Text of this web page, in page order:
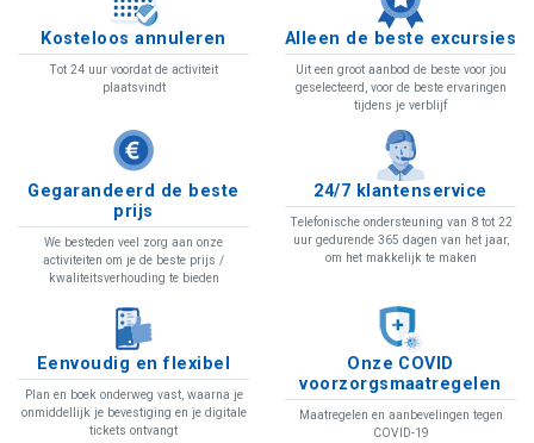
Kosteloos annuleren
Tot 24 uur voordat de activiteit
plaatsvindt
Alleen de beste excursies
Uit een groot aanbod de beste voor jou
geselecteerd, voor de beste ervaringen
tijdens je verblijf
Gegarandeerd de beste
prijs
We besteden veel zorg aan onze
activiteiten om je de beste prijs /
kwaliteitsverhouding te bieden
24/7 klantenservice
Telefonische ondersteuning van 8 tot 22
uur gedurende 365 dagen van het jaar,
om het makkelijk te maken
Eenvoudig en flexibel
Plan en boek onderweg vast, waarna je
onmiddellijk je bevestiging en je digitale
tickets ontvangt
Onze COVID
voorzorgsmaatregelen
Maatregelen en aanbevelingen tegen
COVID-19